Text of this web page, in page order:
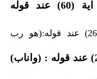
8- في سورة الفرقان اية (60) عند قوله
سورة النمل آية (26) عند قوله:(هو رب
10- في سورة ص آية (24) عند قوله : (واناب)